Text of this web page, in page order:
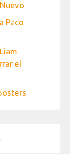
Paco
el